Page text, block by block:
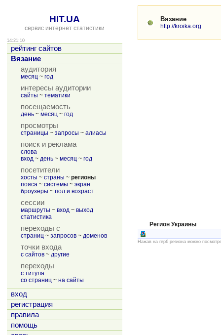
HIT.UA
сервис интернет статистики
14:21:10
рейтинг сайтов
Вязание
аудитория
месяц ~ год
интересы аудитории
сайты ~ тематики
посещаемость
день ~ месяц ~ год
просмотры
страницы ~ запросы ~ алиасы
поиск и реклама
слова
вход ~ день ~ месяц ~ год
посетители
хосты ~ страны ~ регионы
пояса ~ системы ~ экран
броузеры ~ пол и возраст
сессии
маршруты ~ вход ~ выход
статистика
переходы с
страниц ~ запросов ~ доменов
точки входа
с сайтов ~ другие
переходы
с титула
со страниц ~ на сайты
вход
регистрация
правила
помощь
Вязание
http://kroika.org
Регион Украины
Нажав на герб региона можно